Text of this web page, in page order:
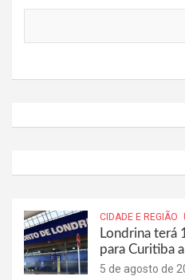
CIDADE E REGIÃO
Londrina terá
para Curitiba
5 de agosto de